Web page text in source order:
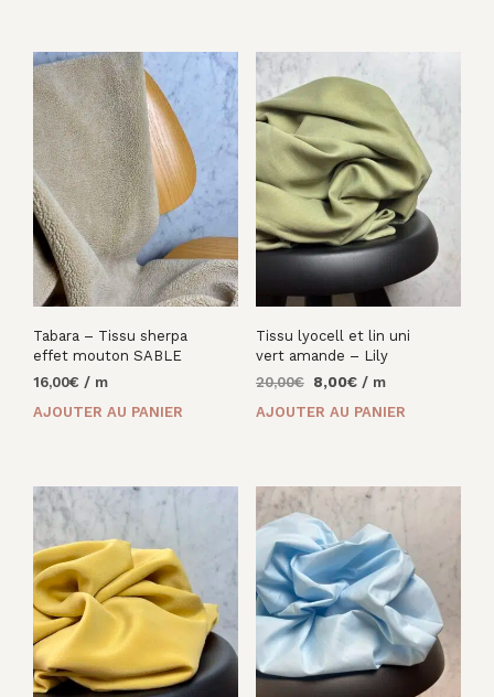
Tabara – Tissu sherpa
effet mouton SABLE
16,00€ / m
AJOUTER AU PANIER
Tissu lyocell et lin uni
vert amande – Lily
20,00€
Le
initial
8,00€Le
actuel
/ m
AJOUTER AU PANIER